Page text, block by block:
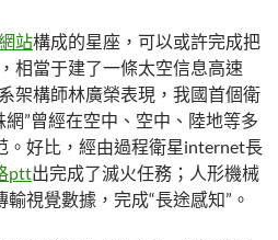
站構成的星座，可以或許完成把
相當于建了一條太空信息高速
架構師林廣榮表現，我國首個衛
”曾經在空中、空中、陸地等多
。好比，經由過程衛星internet長
ptt出完成了滅火任務；人形機械
視覺數據，完成“長途感知”。